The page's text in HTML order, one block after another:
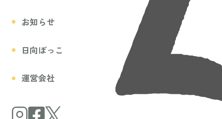
お知らせ
日向ぼっこ
運営会社